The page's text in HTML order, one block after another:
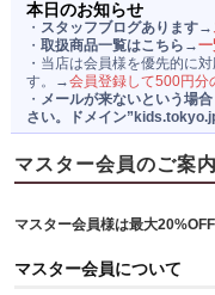
当店について
運営者情報
本日のお知らせ
・ スタッフブログあります→
・取扱商品一覧はこちら→
・当店は会員様を優先的に
す。→会員登録して500円分
・ メールが来ないという場
さい。ドメイン
マスター会員のご案内
マスター会員様は最大20%OFF
マスター会員について